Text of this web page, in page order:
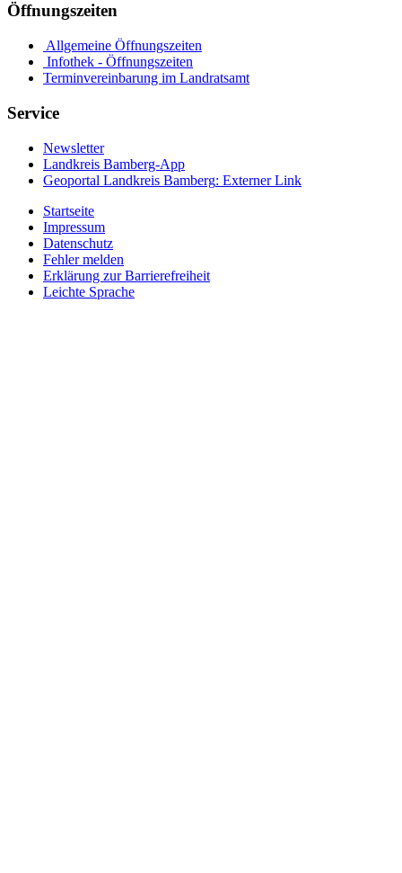
Öffnungszeiten
Allgemeine Öffnungszeiten
Infothek - Öffnungszeiten
Terminvereinbarung im Landratsamt
Service
Newsletter
Landkreis Bamberg-App
Geoportal Landkreis Bamberg: Externer Link
Startseite
Impressum
Datenschutz
Fehler melden
Erklärung zur Barrierefreiheit
Leichte Sprache